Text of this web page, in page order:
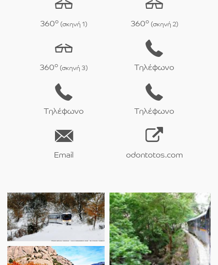
360o (σκηνή 1) 360o (σκηνή 2)
360o (σκηνή 3) Τηλέφωνο
Τηλέφωνο Τηλέφωνο
Email odontotos.com